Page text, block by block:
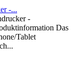
-...
-
Das
Tablet